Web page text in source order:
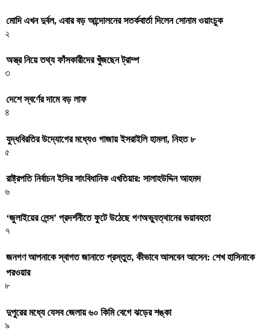
মোদি এখন দুর্বল, এবার বড় আন্দোলনের সতর্কবার্তা দিলেন সোনাম ওয়াংচুক
২
অস্ত্র নিয়ে তথ্য ফাঁসকারীদের খুঁজছেন ট্রাম্প
৩
দেশে স্বর্ণের দামে বড় লাফ
৪
যুদ্ধবিরতির উদ্যোগের মধ্যেও গাজায় ইসরাইলি হামলা, নিহত ৮
৫
রাষ্ট্রপতি নির্বাচন ইসির সাংবিধানিক এখতিয়ার: সালাহউদ্দিন আহমদ
৬
‘জুলাইয়ের লেন্স’ প্রদর্শনীতে ফুটে উঠেছে গণঅভ্যুত্থানের ভয়াবহতা
৭
জনগণ আপনাকে স্বাগত জানাতে প্রস্তুত, কীভাবে আসবেন আসেন: শেখ হাসিনাকে
পরওয়ার
৮
দুপুরের মধ্যে যেসব জেলায় ৬০ কিমি বেগে ঝড়ের শঙ্কা
৯